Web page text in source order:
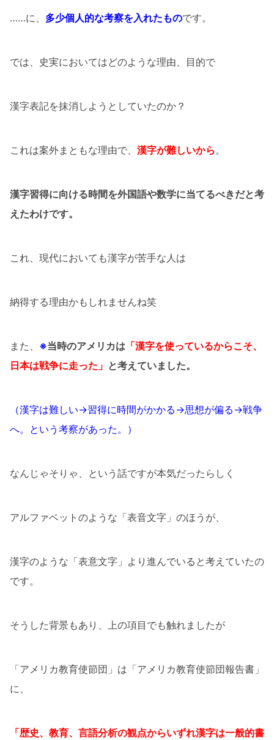
……に、 多少個人的な考察を入れたものです。
では、史実においてはどのような理由、目的で
漢字表記を抹消しようとしていたのか？
これは案外まともな理由で、 漢字が難しいから。
漢字習得に向ける時間を外国語や数学に当てるべきだと考
えたわけです。
これ、現代においても漢字が苦手な人は
納得する理由かもしれませんね笑
また、 ※当時のアメリカは 「漢字を使っているからこそ、
日本は戦争に走った」 と考えていました。
（漢字は難しい→習得に時間がかかる→思想が偏る→戦争
へ。という考察があった。）
なんじゃそりゃ、という話ですが本気だったらしく
アルファベットのような「表音文字」のほうが、
漢字のような「表意文字」より進んでいると考えていたの
です。
そうした背景もあり、上の項目でも触れましたが
「アメリカ教育使節団」は「アメリカ教育使節団報告書」
に、
「歴史、教育、言語分析の観点からいずれ漢字は一般的書